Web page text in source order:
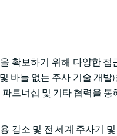
확보하기 위해 다양한
바늘 없는 주사 기술 개
트너십 및 기타 협력을
감소 및 전 세계 주사기